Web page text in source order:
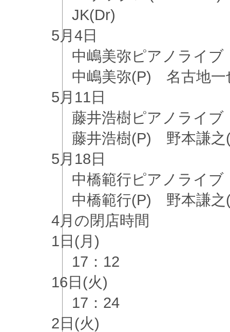
JK(Dr)
5月4日
中嶋美弥ピアノライブ
中嶋美弥(P) 名古地
5月 11日
藤井浩樹ピアノライブ
藤井浩樹(P) 野本謙
5月 18日
中橋範行ピアノライブ
中橋範行(P) 野本謙
4月 の閉店時間
1日(月)
17：12
16日(火)
17：24
2日(火)